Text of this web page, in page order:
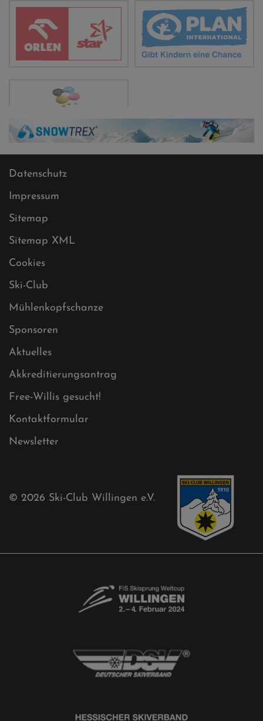
Datenschutz
Impressum
Sitemap
Sitemap XML
Cookies
Ski-Club
Mühlenkopfschanze
Sponsoren
Aktuelles
Akkreditierungsantrag
Free-Willis gesucht!